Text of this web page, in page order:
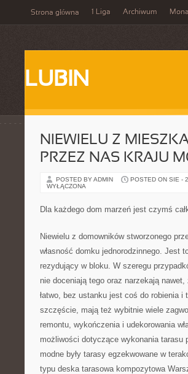
Strona główna 1 Liga Archiwum
LUBIN
NIEWIELU Z
PRZEZ NAS KRAJU
POSTED BY ADMIN POSTED ON SIE -
WYŁĄCZONA
Dla każdego dom marzeń jest czymś
Niewielu z domowników stworzonego
własność domku jednorodzinnego. Jest
rezydujący w bloku. W szeregu
nie doceniają tego oraz narzekają
łatwo, bez ustanku jest coś do robienia
szczęście, mają też wybitnie wiele
remontu, wykończenia i udekorowania
możliwości dotyczące wykonania tarasu
modne były tarasy egzekwowane w
typu deska tarasowa kompozytowa